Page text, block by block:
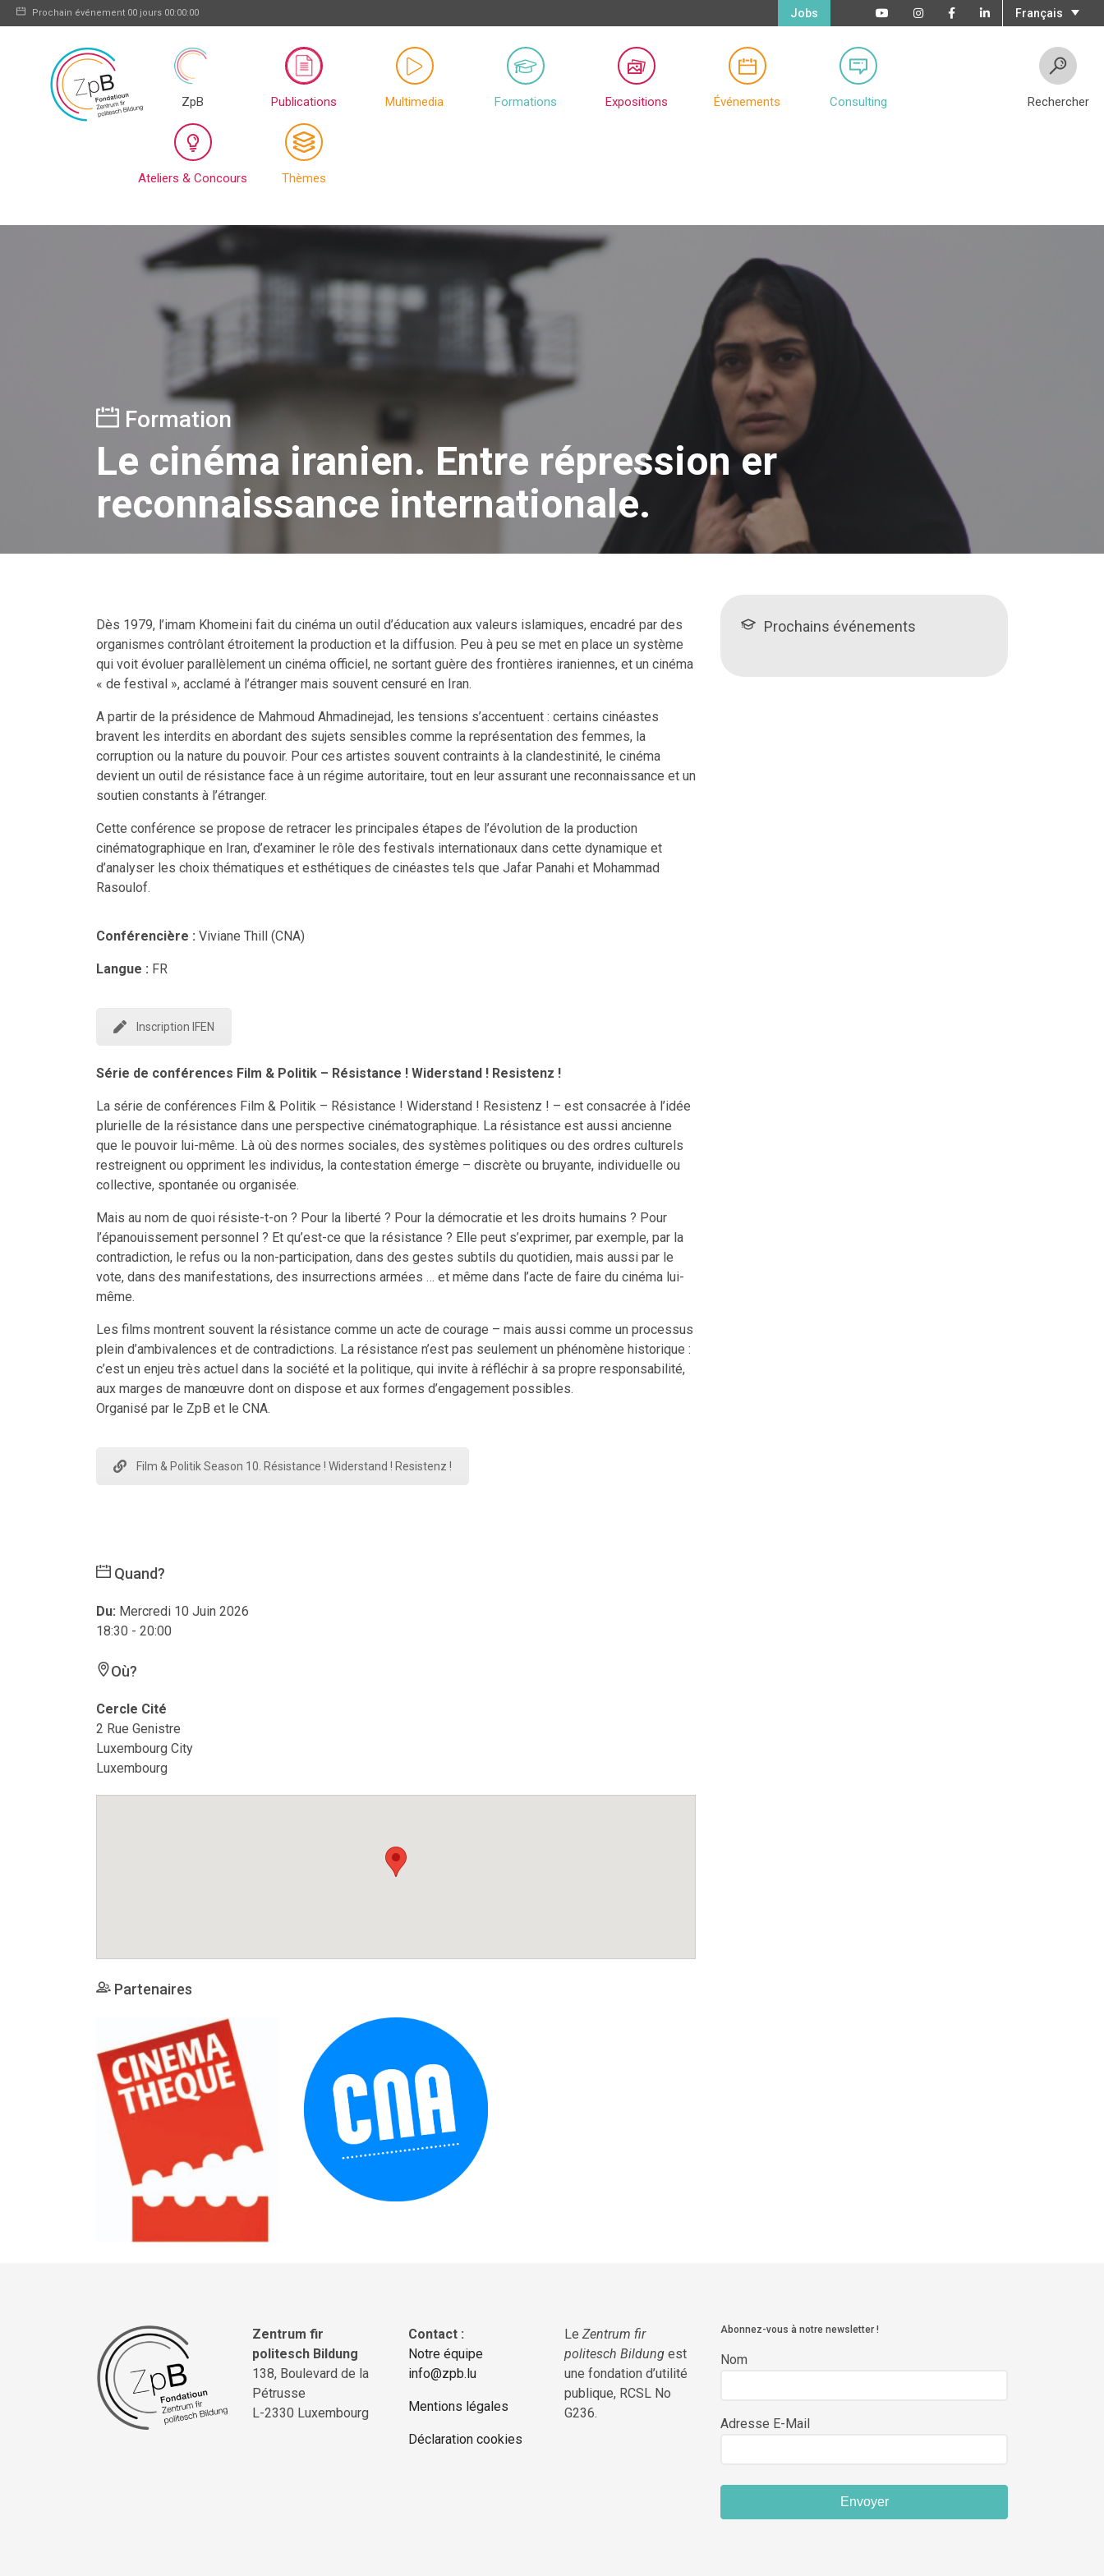
Prochain événement 00 jours 00:00:00 Français
Jobs
ZpB Publications Multimedia Formations Expositions Événements Consulting
Ateliers & Concours Thèmes
Rechercher
Formation
Le cinéma iranien. Entre répression er
reconnaissance internationale.
Dès 1979, l’imam Khomeini fait du cinéma un outil d’éducation aux valeurs islamiques, encadré par des
organismes contrôlant étroitement la production et la diffusion. Peu à peu se met en place un système
qui voit évoluer parallèlement un cinéma officiel, ne sortant guère des frontières iraniennes, et un cinéma
« de festival », acclamé à l’étranger mais souvent censuré en Iran.
A partir de la présidence de Mahmoud Ahmadinejad, les tensions s’accentuent : certains cinéastes
bravent les interdits en abordant des sujets sensibles comme la représentation des femmes, la
corruption ou la nature du pouvoir. Pour ces artistes souvent contraints à la clandestinité, le cinéma
devient un outil de résistance face à un régime autoritaire, tout en leur assurant une reconnaissance et un
soutien constants à l’étranger.
Cette conférence se propose de retracer les principales étapes de l’évolution de la production
cinématographique en Iran, d’examiner le rôle des festivals internationaux dans cette dynamique et
d’analyser les choix thématiques et esthétiques de cinéastes tels que Jafar Panahi et Mohammad
Rasoulof.
Conférencière : Viviane Thill (CNA)
Langue : FR
Inscription IFEN
Série de conférences Film & Politik – Résistance ! Widerstand ! Resistenz !
La série de conférences Film & Politik – Résistance ! Widerstand ! Resistenz ! – est consacrée à l’idée
plurielle de la résistance dans une perspective cinématographique. La résistance est aussi ancienne
que le pouvoir lui-même. Là où des normes sociales, des systèmes politiques ou des ordres culturels
restreignent ou oppriment les individus, la contestation émerge – discrète ou bruyante, individuelle ou
collective, spontanée ou organisée.
Mais au nom de quoi résiste-t-on ? Pour la liberté ? Pour la démocratie et les droits humains ? Pour
l’épanouissement personnel ? Et qu’est-ce que la résistance ? Elle peut s’exprimer, par exemple, par la
contradiction, le refus ou la non-participation, dans des gestes subtils du quotidien, mais aussi par le
vote, dans des manifestations, des insurrections armées … et même dans l’acte de faire du cinéma lui-
même.
Les films montrent souvent la résistance comme un acte de courage – mais aussi comme un processus
plein d’ambivalences et de contradictions. La résistance n’est pas seulement un phénomène historique :
c’est un enjeu très actuel dans la société et la politique, qui invite à réfléchir à sa propre responsabilité,
aux marges de manœuvre dont on dispose et aux formes d’engagement possibles.
Organisé par le ZpB et le CNA.
Film & Politik Season 10. Résistance ! Widerstand ! Resistenz !
Quand?
Du: Mercredi 10 Juin 2026
18:30 - 20:00
Où?
Cercle Cité
2 Rue Genistre
Luxembourg City
Luxembourg
Partenaires
Prochains événements
Zentrum fir
politesch Bildung
138, Boulevard de la
Pétrusse
L-2330 Luxembourg
Contact :
Notre équipe
info@zpb.lu
Mentions légales
Déclaration cookies
Le Zentrum fir
politesch Bildung est
une fondation d’utilité
publique, RCSL No
G236.
Abonnez-vous à notre newsletter !
Nom
Adresse E-Mail
Envoyer